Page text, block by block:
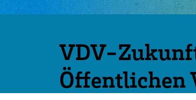
VDV-
Öffentlichen